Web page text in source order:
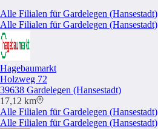
Alle Filialen für Gardelegen (Hansestadt)
Alle Filialen für Gardelegen (Hansestadt)
Hagebaumarkt
Holzweg 72
39638 Gardelegen (Hansestadt)
17,12 km
Alle Filialen für Gardelegen (Hansestadt)
Alle Filialen für Gardelegen (Hansestadt)